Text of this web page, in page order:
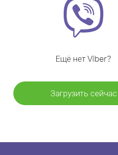
Ещё нет Viber?
Загрузить сейчас